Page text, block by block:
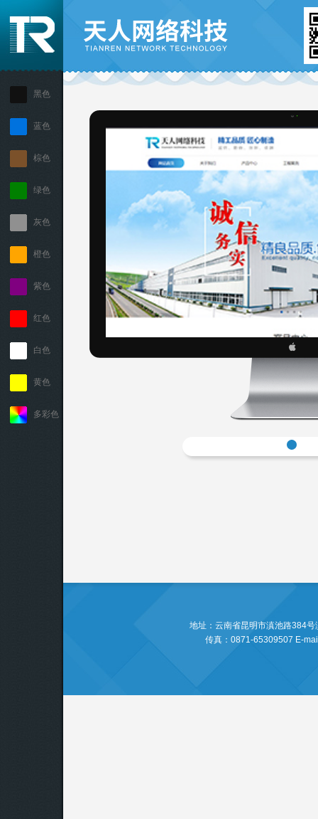
黑色
蓝色
棕色
绿色
灰色
橙色
紫色
红色
白色
黄色
多彩色
地址：云南省昆明市滇池路384
传真：0871-65309507 E-